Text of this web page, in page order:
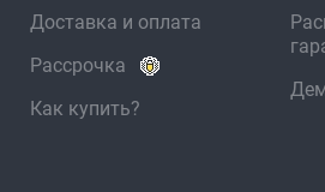
Доставка и оплата
Рассрочка
Как купить?